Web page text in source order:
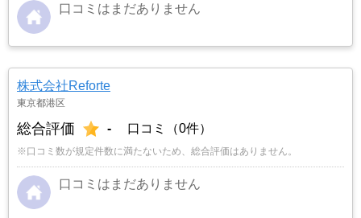
口コミはまだありません
株式会社Reforte
東京都港区
総合評価 - 口コミ（0件）
※口コミ数が規定件数に満たないため、総合評価はありません。
口コミはまだありません